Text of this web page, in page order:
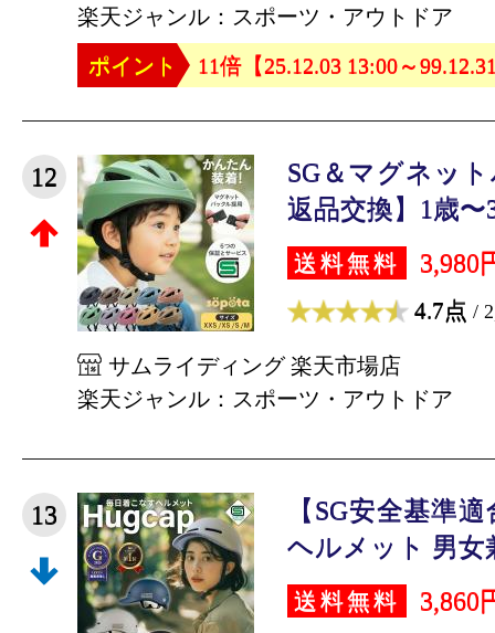
楽天ジャンル：スポーツ・アウトドア
ポイント
11倍【25.12.03 13:00～
12
SG＆マグネッ
返品交換】1歳〜
送料無料 3,980
4.7点 /
サムライディング 楽天市場店
楽天ジャンル：スポーツ・アウトドア
13
【SG安全基準
ヘルメット 男女
送料無料 3,860